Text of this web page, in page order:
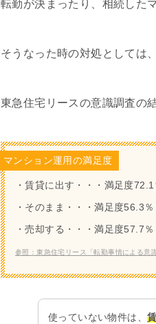
転勤が決まったり、相続した
そうなった時の対処としては
東急住宅リースの意識調査の
マンション運用の満足度
・賃貸に出す・・・満足度72.1
・そのまま・・・満足度56.3％
・売却する・・・満足度57.7％
参照：東急住宅リース「転勤事情による意
使っていない物件は、